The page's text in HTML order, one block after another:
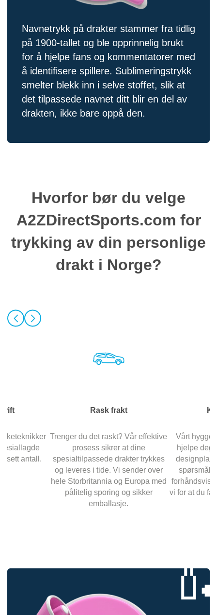
Navnetrykk på drakter stammer fra tidlig
på 1900-tallet og ble opprinnelig brukt
for å hjelpe fans og kommentatorer med
å identifisere spillere. Sublimeringstrykk
smelter blekk inn i selve stoffet, slik at
det tilpassede navnet ditt blir en del av
drakten, ikke bare oppå den.
Hvorfor bør du velge
A2ZDirectSports.com for
trykking av din personlige
drakt i Norge?
antall.
Rask frakt
Trenger du det raskt? Vår effektive
prosess sikrer at dine
spesialtilpassede drakter trykkes
og leveres i tide. Vi sender over
hele Storbritannia og Europa med
pålitelig sporing og sikker
emballasje.
Vårt
hjelpe deg
spørsmål
vi for at du